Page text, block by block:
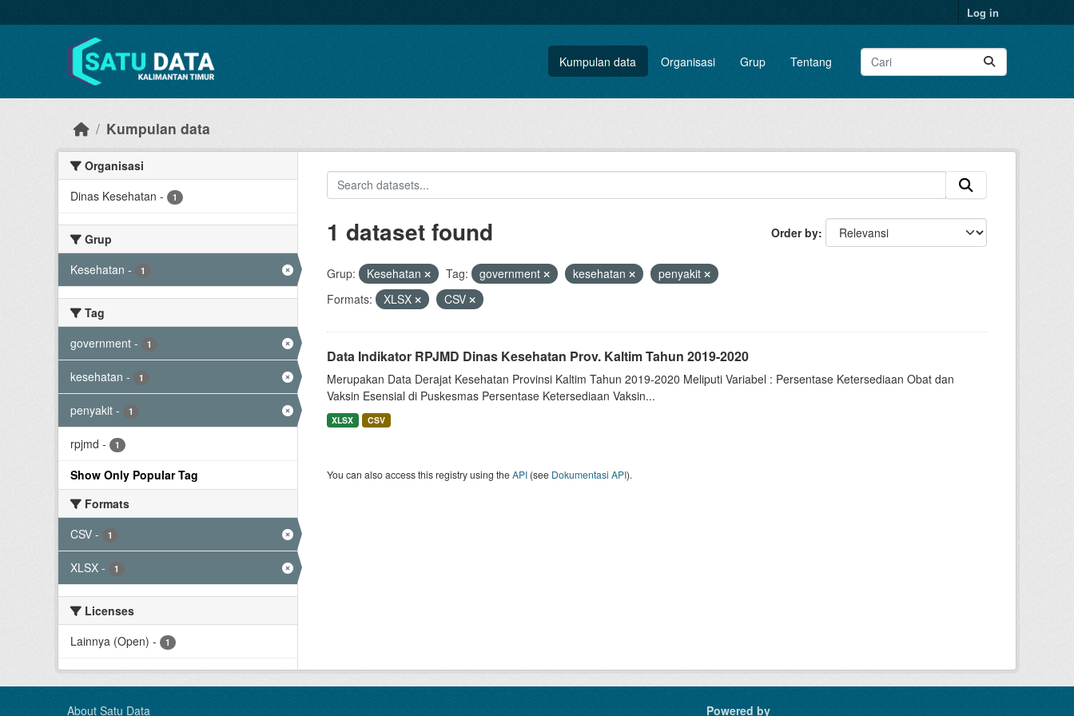
Log in
Kumpulan data Organisasi Grup Tentang
Kumpulan data
Organisasi
Dinas Kesehatan - 1
Grup
Kesehatan - 1
Tag
government - 1
kesehatan - 1
penyakit - 1
rpjmd - 1
Show Only Popular Tag
Formats
CSV - 1
XLSX - 1
Licenses
Lainnya (Open) - 1
Order by
1 dataset found
Grup: Kesehatan Tag: government kesehatan
penyakit
Formats:
XLSX CSV
Data Indikator RPJMD Dinas Kesehatan Prov. Kaltim Tahun 2019-2020
Merupakan Data Derajat Kesehatan Provinsi Kaltim Tahun 2019-2020 Meliputi Variabel : Persentase Ketersediaan Obat dan
Vaksin Esensial di Puskesmas Persentase Ketersediaan Vaksin...
XLSX CSV
You can also access this registry using theAPI(see Dokumentasi API).
About Satu Data Powered by